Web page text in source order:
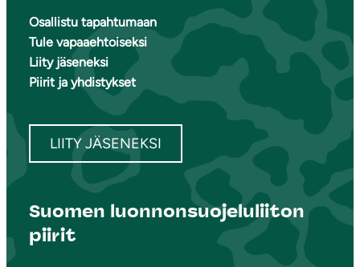
Osallistu tapahtumaan
Tule vapaaehtoiseksi
Liity jäseneksi
Piirit ja yhdistykset
LIITY JÄSENEKSI
Suomen luonnonsuojeluliiton
piirit